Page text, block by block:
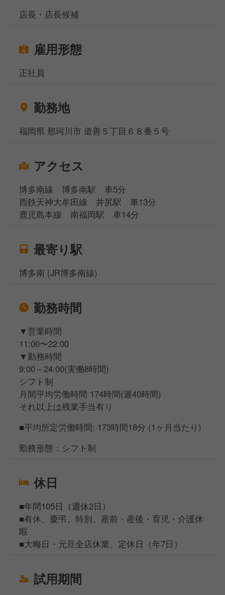
店長・店長候補
雇用形態
正社員
勤務地
福岡県 那珂川市 道善５丁目６８番５号
アクセス
博多南線 博多南駅 車5分
西鉄天神大牟田線 井尻駅 車13分
鹿児島本線 南福岡駅 車14分
最寄り駅
博多南 (JR博多南線)
勤務時間
▼営業時間
11:00〜22:00
▼勤務時間
9:00～24:00(実働8時間)
シフト制
月間平均労働時間 174時間(週40時間)
それ以上は残業手当有り
■平均所定労働時間: 173時間18分 (1ヶ月当たり)
勤務形態：シフト制
休日
■年間105日（週休2日）
■有休、慶弔、特別、産前・産後・育児・介護休
暇
■大晦日・元旦全店休業、定休日（年7日）
試用期間